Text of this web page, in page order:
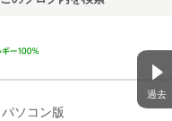
過去
パソコン版